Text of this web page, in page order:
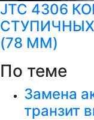
JTC 4306
(78 ММ)
По теме
Замена
транзит